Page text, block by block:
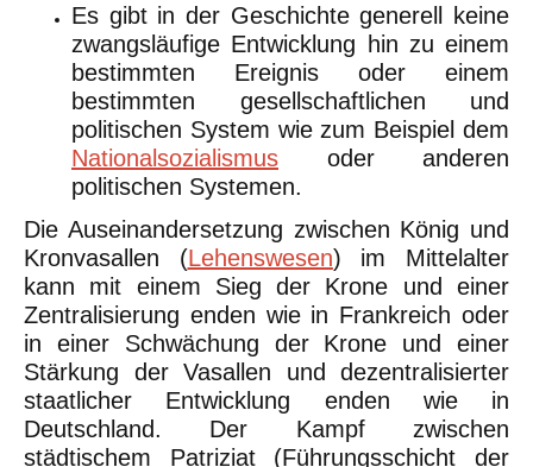
Es gibt in der Geschichte generell keine
zwangsläufige Entwicklung hin zu einem
bestimmten Ereignis oder einem
bestimmten gesellschaftlichen und
politischen System wie zum Beispiel dem
Nationalsozialismus oder anderen
politischen Systemen.
Die Auseinandersetzung zwischen König und
Kronvasallen (Lehenswesen) im Mittelalter
kann mit einem Sieg der Krone und einer
Zentralisierung enden wie in Frankreich oder
in einer Schwächung der Krone und einer
Stärkung der Vasallen und dezentralisierter
staatlicher Entwicklung enden wie in
Deutschland. Der Kampf zwischen
städtischem Patriziat (Führungsschicht der